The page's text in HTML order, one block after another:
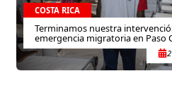
COSTA RICA
Terminamos nuestra
emergencia migratoria en Paso